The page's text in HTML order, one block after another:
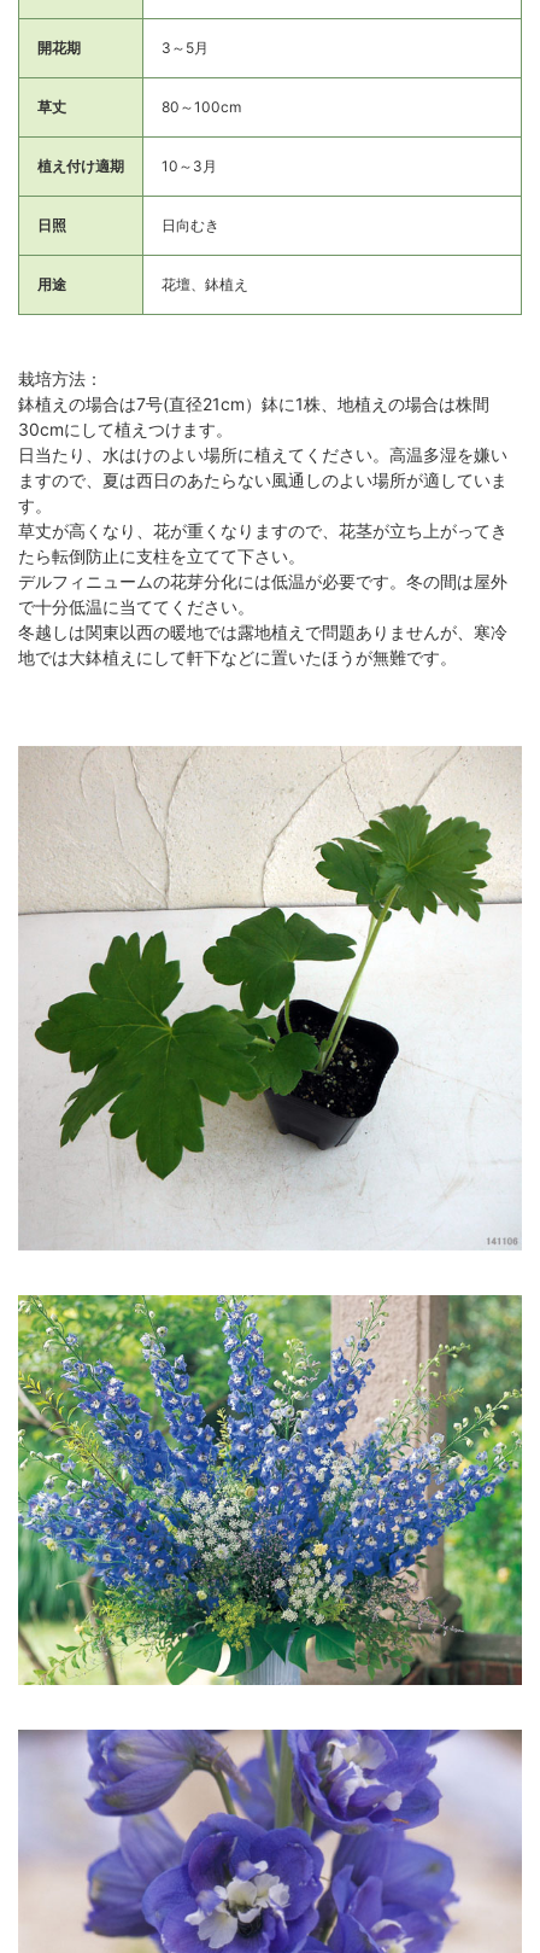
開花期 3～5月
草丈 80～100cm
植え付け適期 10～3月
日照 日向むき
用途 花壇、鉢植え
栽培方法：
鉢植えの場合は7号(直径21cm）鉢に1株、地植えの場合は株間
30cmにして植えつけます。
日当たり、水はけのよい場所に植えてください。高温多湿を嫌い
ますので、夏は西日のあたらない風通しのよい場所が適していま
す。
草丈が高くなり、花が重くなりますので、花茎が立ち上がってき
たら転倒防止に支柱を立てて下さい。
デルフィニュームの花芽分化には低温が必要です。冬の間は屋外
で十分低温に当ててください。
冬越しは関東以西の暖地では露地植えで問題ありませんが、寒冷
地では大鉢植えにして軒下などに置いたほうが無難です。